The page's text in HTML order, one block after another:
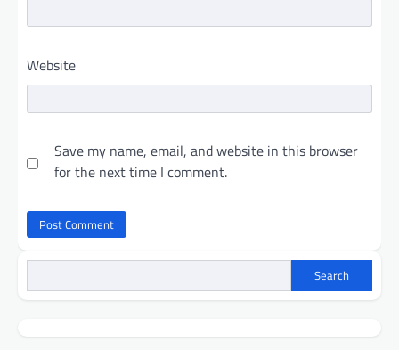
Website
Save my name, email, and website in this browser
for the next time I comment.
Search